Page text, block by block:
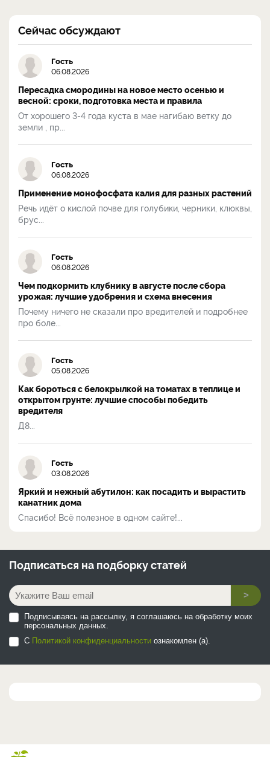
Сейчас обсуждают
Гость
06.08.2026
Пересадка смородины на новое место осенью и
весной: сроки, подготовка места и правила
От хорошего 3-4 года куста в мае нагибаю ветку до
земли , пр...
Гость
06.08.2026
Применение монофосфата калия для разных растений
Речь идёт о кислой почве для голубики, черники, клюквы,
брус...
Гость
06.08.2026
Чем подкормить клубнику в августе после сбора
урожая: лучшие удобрения и схема внесения
Почему ничего не сказали про вредителей и подробнее
про боле...
Гость
05.08.2026
Как бороться с белокрылкой на томатах в теплице и
открытом грунте: лучшие способы победить
вредителя
Д8...
Гость
03.08.2026
Яркий и нежный абутилон: как посадить и вырастить
канатник дома
Спасибо! Всё полезное в одном сайте!...
Подписаться на подборку статей
>
Подписываясь на рассылку, я соглашаюсь на обработку моих
персональных данных.
С Политикой конфиденциальности ознакомлен (а).